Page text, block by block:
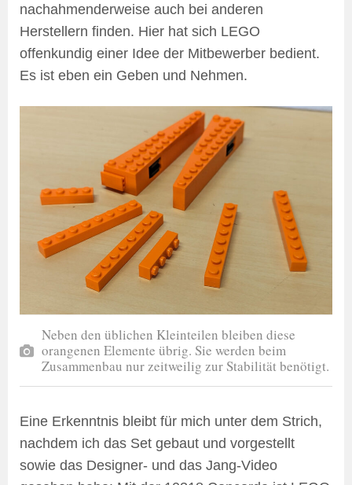
nachahmenderweise auch bei anderen
Herstellern finden. Hier hat sich LEGO
offenkundig einer Idee der Mitbewerber bedient.
Es ist eben ein Geben und Nehmen.
Neben den üblichen Kleinteilen bleiben diese
orangenen Elemente übrig. Sie werden beim
Zusammenbau nur zeitweilig zur Stabilität benötigt.
Eine Erkenntnis bleibt für mich unter dem Strich,
nachdem ich das Set gebaut und vorgestellt
sowie das Designer- und das Jang-Video